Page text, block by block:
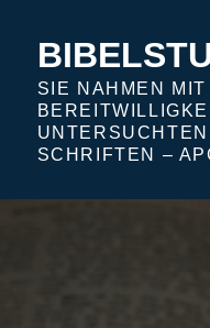
SIE NAHMEN MIT
SCHRIFTEN –